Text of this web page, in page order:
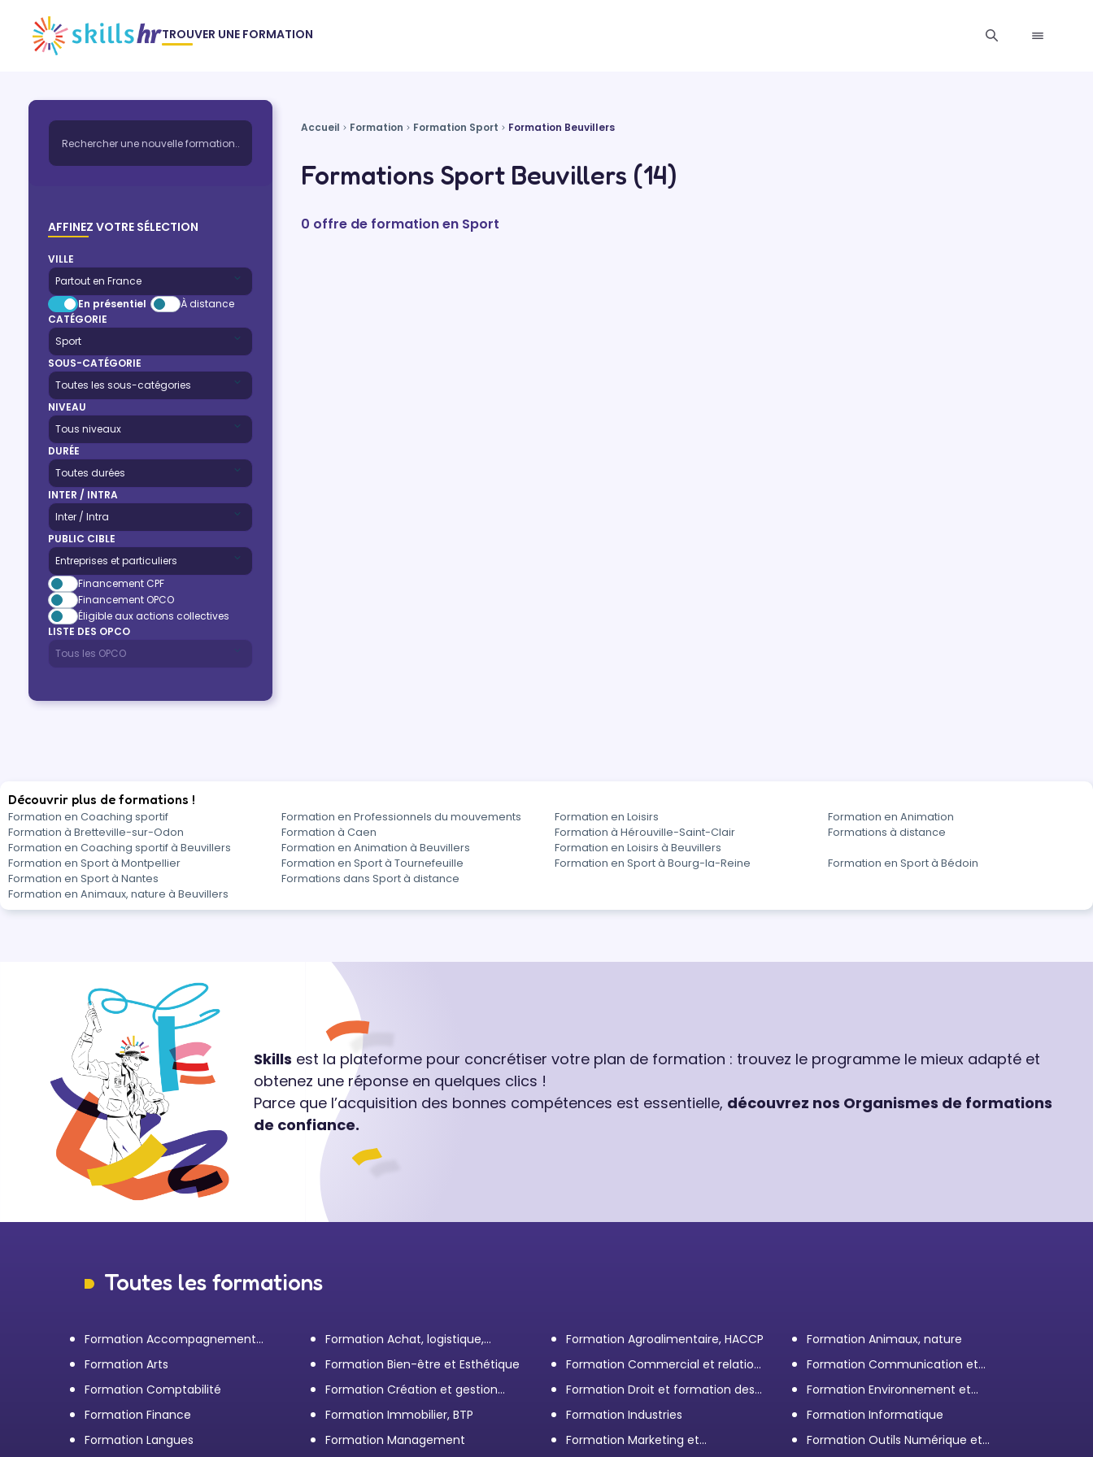
TROUVER UNE FORMATION
AFFINEZ VOTRE SÉLECTION
VILLE
En présentiel
À distance
CATÉGORIE
SOUS-CATÉGORIE
NIVEAU
DURÉE
INTER / INTRA
PUBLIC CIBLE
Financement CPF
Financement OPCO
Éligible aux actions collectives
LISTE DES OPCO
Accueil Formation Formation Sport Formation Beuvillers
Formations Sport Beuvillers (14)
0 offre de formation en Sport
Découvrir plus de formations !
Formation en Coaching sportif Formation en Professionnels du mouvements Formation en Loisirs
Formation en Animation
Formation à Bretteville-sur-Odon
Formation à Caen Formation à Hérouville-Saint-Clair
Formations à distance
Formation en Coaching sportif à Beuvillers
Formation en Animation à Beuvillers
Formation en Loisirs à Beuvillers
Formation en Sport à Montpellier
Formation en Sport à Tournefeuille Formation en Sport à Bourg-la-Reine
Formation en Sport à Bédoin
Formation en Sport à Nantes
Formations dans Sport à distance
Formation en Animaux, nature à Beuvillers
Skills est la plateforme pour concrétiser votre plan de formation : trouvez le programme le mieux adapté et
obtenez une réponse en quelques clics !
Parce que l’acquisition des bonnes compétences est essentielle, découvrez nos Organismes de formations
de confiance.
Toutes les formations
Formation Accompagnement
personnel et Bilan de
compétences
Formation Achat, logistique,
transport
Formation Agroalimentaire, HACCP
Formation Animaux, nature
Formation Arts
Formation Bien-être et Esthétique
Formation Commercial et relation
client
Formation Communication et
efficacité personnelle et
professionnelle
Formation Comptabilité
Formation Création et gestion
d'entreprise
Formation Droit et formation des
Élus
Formation Environnement et
démarche RSE
Formation Finance Formation Immobilier, BTP Formation Industries
Formation Informatique
Formation Langues
Formation Management
Formation Marketing et
Formation Outils Numérique et